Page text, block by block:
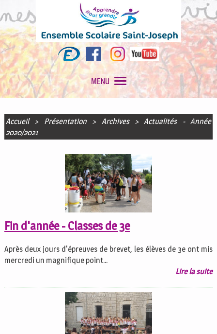
MENU
Accueil> Présentation> Archives> Actualités - Année
2020/2021
Fin d'année - Classes de 3e
Après deux jours d'épreuves de brevet, les élèves de 3e ont mis
mercredi un magnifique point...
Lire la suite